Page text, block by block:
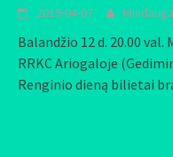
2019-04-07
Balandžio 12 d. 20.00
RRKC Ariogaloje
Renginio dieną bilietai